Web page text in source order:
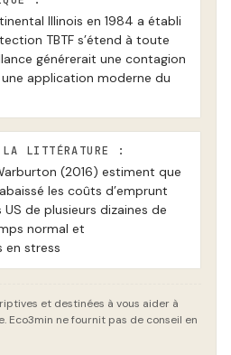
Illinois en 1984 a établi
TBTF s’étend à toute
générerait une contagion
application moderne du
LA LITTÉRATURE :
(2016) estiment que
les coûts d’emprunt
de plusieurs dizaines de
normal et
en stress
et destinées à vous aider à
Eco3min ne fournit pas de conseil en